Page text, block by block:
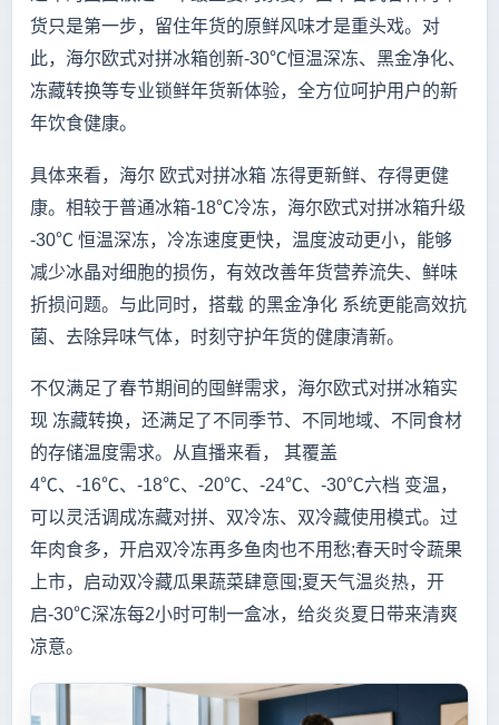
货只是第一步，留住年货的原鲜风味才是重头戏。对
此，海尔欧式对拼冰箱创新-30℃恒温深冻、黑金净化、
冻藏转换等专业锁鲜年货新体验，全方位呵护用户的新
年饮食健康。
具体来看，海尔 欧式对拼冰箱 冻得更新鲜、存得更健
康。相较于普通冰箱-18℃冷冻，海尔欧式对拼冰箱升级
-30℃ 恒温深冻，冷冻速度更快，温度波动更小，能够
减少冰晶对细胞的损伤，有效改善年货营养流失、鲜味
折损问题。与此同时，搭载 的黑金净化 系统更能高效抗
菌、去除异味气体，时刻守护年货的健康清新。
不仅满足了春节期间的囤鲜需求，海尔欧式对拼冰箱实
现 冻藏转换，还满足了不同季节、不同地域、不同食材
的存储温度需求。从直播来看， 其覆盖
4℃、-16℃、-18℃、-20℃、-24℃、-30℃六档 变温，
可以灵活调成冻藏对拼、双冷冻、双冷藏使用模式。过
年肉食多，开启双冷冻再多鱼肉也不用愁;春天时令蔬果
上市，启动双冷藏瓜果蔬菜肆意囤;夏天气温炎热，开
启-30℃深冻每2小时可制一盒冰，给炎炎夏日带来清爽
凉意。